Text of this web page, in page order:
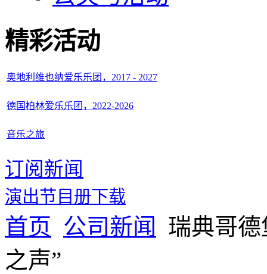
精彩活动
奥地利维也纳爱乐乐团，2017 - 2027
德国柏林爱乐乐团，2022-2026
音乐之旅
订阅新闻
演出节目册下载
首页 公司新闻
瑞典哥
之声”